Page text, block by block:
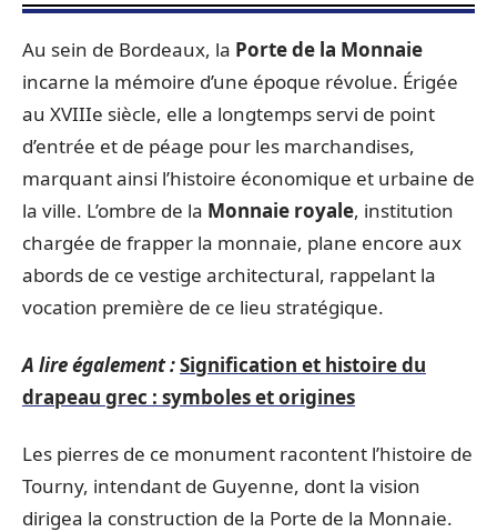
Au sein de Bordeaux, la Porte de la Monnaie
incarne la mémoire d’une époque révolue. Érigée
au XVIIIe siècle, elle a longtemps servi de point
d’entrée et de péage pour les marchandises,
marquant ainsi l’histoire économique et urbaine de
la ville. L’ombre de la Monnaie royale, institution
chargée de frapper la monnaie, plane encore aux
abords de ce vestige architectural, rappelant la
vocation première de ce lieu stratégique.
A lire également :Signification et histoire du
drapeau grec : symboles et origines
Les pierres de ce monument racontent l’histoire de
Tourny, intendant de Guyenne, dont la vision
dirigea la construction de la Porte de la Monnaie.